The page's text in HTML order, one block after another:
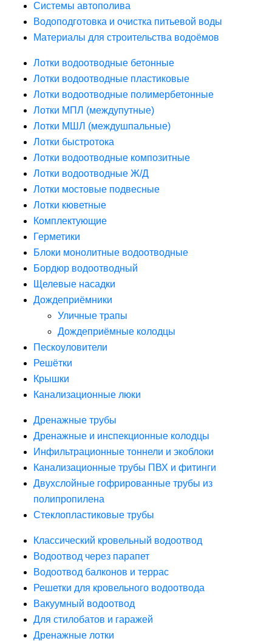
Системы автополива
Водоподготовка и очистка питьевой воды
Материалы для строительства водоёмов
Лотки водоотводные бетонные
Лотки водоотводные пластиковые
Лотки водоотводные полимербетонные
Лотки МПЛ (междупутные)
Лотки МШЛ (междушпальные)
Лотки быстротока
Лотки водоотводные композитные
Лотки водоотводные Ж/Д
Лотки мостовые подвесные
Лотки кюветные
Комплектующие
Герметики
Блоки монолитные водоотводные
Бордюр водоотводный
Щелевые насадки
Дождеприёмники
Уличные трапы
Дождеприёмные колодцы
Пескоуловители
Решётки
Крышки
Канализационные люки
Дренажные трубы
Дренажные и инспекционные колодцы
Инфильтрационные тоннели и экоблоки
Канализационные трубы ПВХ и фитинги
Двухслойные гофрированные трубы из
полипропилена
Стеклопластиковые трубы
Классический кровельный водоотвод
Водоотвод через парапет
Водоотвод балконов и террас
Решетки для кровельного водоотвода
Вакуумный водоотвод
Для стилобатов и гаражей
Дренажные лотки